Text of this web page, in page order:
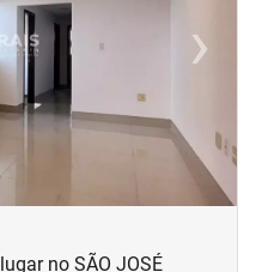
›Next
no SÃO JOSÉ